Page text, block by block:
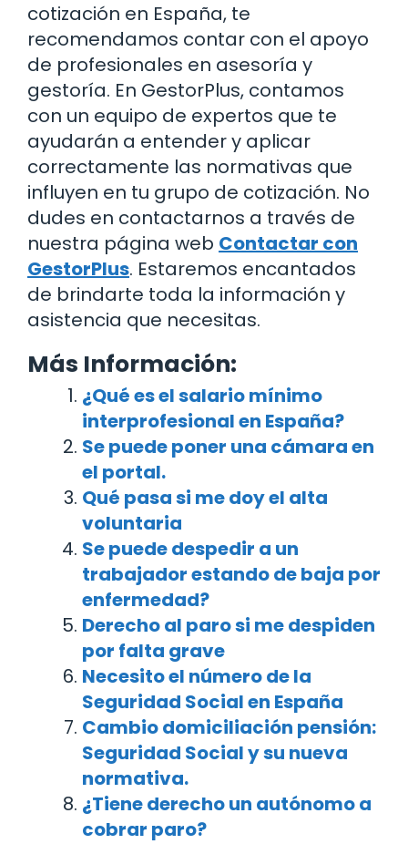
cotización en España, te
recomendamos contar con el apoyo
de profesionales en asesoría y
gestoría. En GestorPlus, contamos
con un equipo de expertos que te
ayudarán a entender y aplicar
correctamente las normativas que
influyen en tu grupo de cotización. No
dudes en contactarnos a través de
nuestra página web Contactar con
GestorPlus. Estaremos encantados
de brindarte toda la información y
asistencia que necesitas.
Más Información:
¿Qué es el salario mínimo
interprofesional en España?
Se puede poner una cámara en
el portal.
Qué pasa si me doy el alta
voluntaria
Se puede despedir a un
trabajador estando de baja por
enfermedad?
Derecho al paro si me despiden
por falta grave
Necesito el número de la
Seguridad Social en España
Cambio domiciliación pensión:
Seguridad Social y su nueva
normativa.
¿Tiene derecho un autónomo a
cobrar paro?